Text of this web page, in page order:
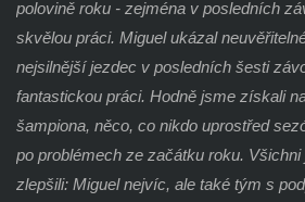
polovině roku - zejména v posledních
skvělou práci. Miguel ukázal
nejsilnější jezdec v posledních šesti
fantastickou práci. Hodně jsme získali
šampiona, něco, co nikdo uprostřed
po problémech ze začátku roku.
zlepšili: Miguel nejvíc, ale také tým s